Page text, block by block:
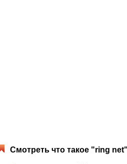
Смотреть что такое "ring